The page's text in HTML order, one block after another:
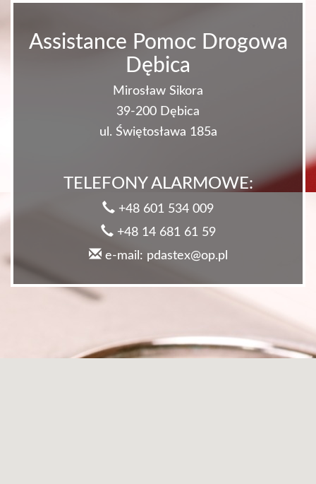
Assistance Pomoc Drogowa
Dębica
Mirosław Sikora
39-200 Dębica
ul. Świętosława 185a
TELEFONY ALARMOWE:
+48 601 534 009
+48 14 681 61 59
e-mail: pdastex@op.pl